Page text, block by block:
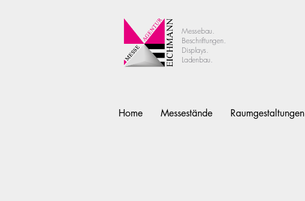
Messebau.
Beschriftungen.
Displays.
Ladenbau.
Home Messestände Raumgestaltungen